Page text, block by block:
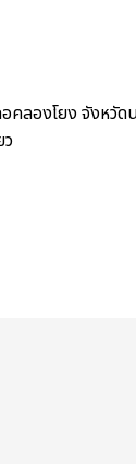
คลองโยง จังหวั